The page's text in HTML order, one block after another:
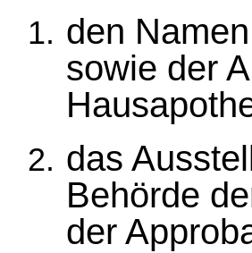
den
sowie der
das
Behörde
der